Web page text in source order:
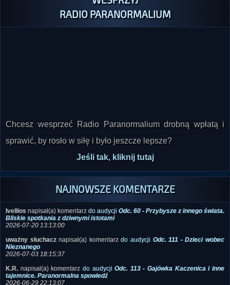
Chcesz wesprzeć Radio Paranormalium drobną wpłatą i
sprawić, by rosło w siłę i było jeszcze lepsze?
Jeśli tak, kliknij tutaj
NAJNOWSZE KOMENTARZE
Ivellios napisał(a) komentarzdo audycji
Odc. 60 - Przybysze z innego świata.
Bliskie spotkania z dziwnymi istotami
uważny słuchacz
napisał(a) komentarz do audycji
Nieznanego
K.R.napisał(a) komentarzdo audycji
Odc. 113 - Gajówka Kaczenica i inne
tajemnice. Paranormalna spowiedź